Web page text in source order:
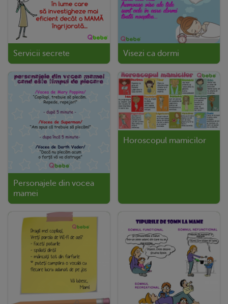
Servicii secrete Visezi ca dormi
Personajele din vocea
mamei
Horoscopul mamicilor